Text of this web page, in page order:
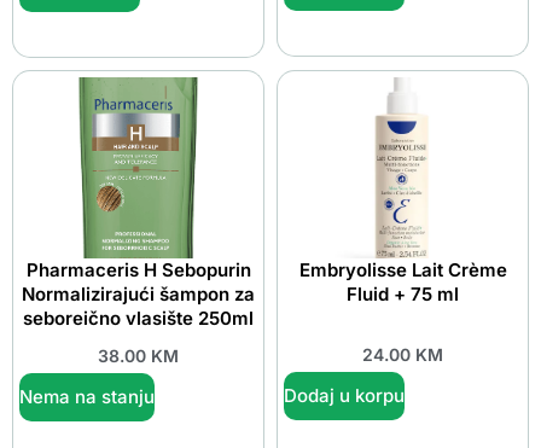
Pharmaceris H Sebopurin
Normalizirajući šampon za
seboreično vlasište 250ml
38.00 KM
Nema na stanju
Embryolisse Lait Crème
Fluid + 75 ml
24.00 KM
Dodaj u korpu